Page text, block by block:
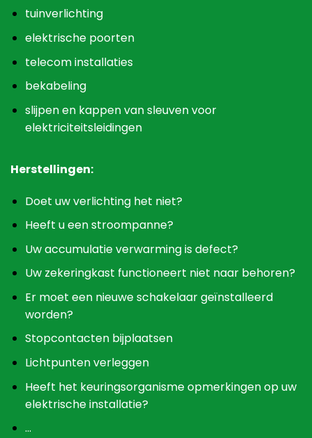
tuinverlichting
elektrische poorten
telecom installaties
bekabeling
slijpen en kappen van sleuven voor
elektriciteitsleidingen
Herstellingen:
Doet uw verlichting het niet?
Heeft u een stroompanne?
Uw accumulatie verwarming is defect?
Uw zekeringkast functioneert niet naar behoren?
Er moet een nieuwe schakelaar geïnstalleerd
worden?
Stopcontacten bijplaatsen
Lichtpunten verleggen
Heeft het keuringsorganisme opmerkingen op uw
elektrische installatie?
…